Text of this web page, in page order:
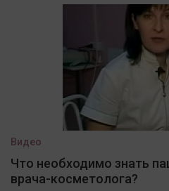
Видео
Что необходимо знать
врача-косметолога?